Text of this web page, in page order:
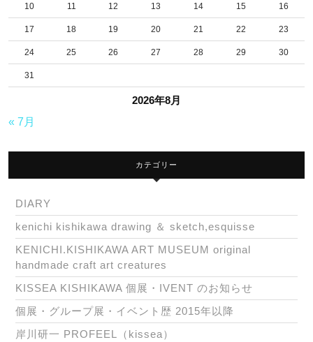
2026年8月
10 11 12 13 14 15 16
17 18 19 20 21 22 23
24 25 26 27 28 29 30
31
« 7月
カテゴリー
DIARY
kenichi kishikawa drawing ＆ sketch,esquisse
KENICHI.KISHIKAWA ART MUSEUM original
handmade craft art creatures
KISSEA KISHIKAWA 個展・IVENT のお知らせ
個展・グループ展・イベント歴 2015年以降
岸川研一 PROFEEL（kissea）